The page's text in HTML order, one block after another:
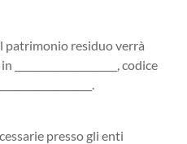
patrimonio residuo verrà
codice
presso gli enti